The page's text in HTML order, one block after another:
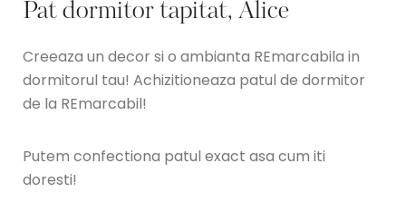
Pat dormitor tapitat, Alice
Creeaza un decor si o ambianta REmarcabila in
dormitorul tau! Achizitioneaza patul de dormitor
de la REmarcabil!
Putem confectiona patul exact asa cum iti
doresti!